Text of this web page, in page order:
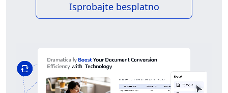
Isprobajte besplatno